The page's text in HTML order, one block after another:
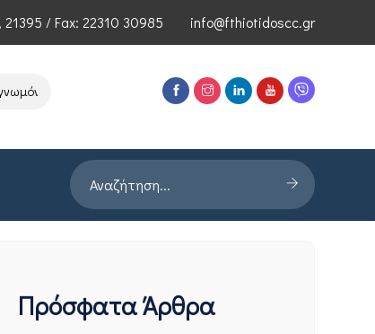
, 21395 / Fax: 22310 30985 info@fthiotidoscc.gr
Τεχνολογιών Αιχμής του ΕΦΕΠΑΕ Παρουσίαση
Πρόσφατα Άρθρα